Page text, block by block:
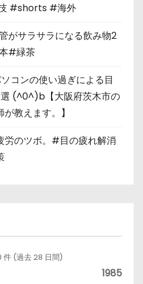
#shorts #海外
がサラサラになる飲み物2
#緑茶
コンの使い過ぎによる目
(^0^)b【大阪府茨木市の
教えます。】
労のツボ。#目の疲れ解消
件 (過去 28 日間)
1985